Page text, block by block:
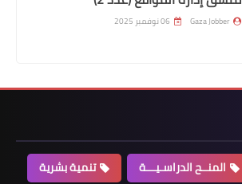
Gaza Jobber 06 نوفمبر 2025
المنــح الدراسـيـــة
تنمية بشرية